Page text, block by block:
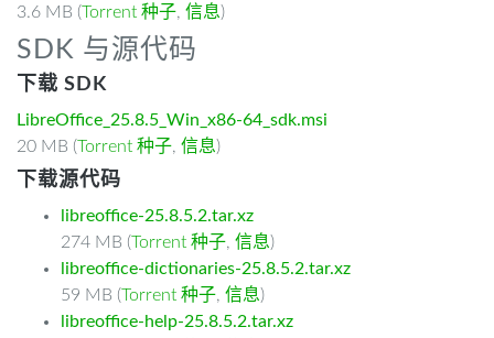
3.6 MB (Torrent 种子, 信息)
SDK 与源代码
下载 SDK
LibreOffice_25.8.5_Win_x86-64_sdk.msi
20 MB (Torrent 种子, 信息)
下载源代码
libreoffice-25.8.5.2.tar.xz
274 MB (Torrent 种子, 信息)
libreoffice-dictionaries-25.8.5.2.tar.xz
59 MB (Torrent 种子, 信息)
libreoffice-help-25.8.5.2.tar.xz